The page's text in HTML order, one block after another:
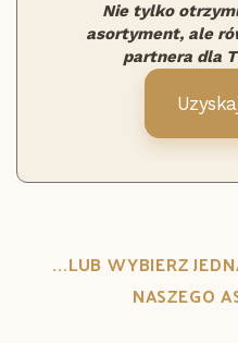
Nie tylko
asortyment, ale
partnera dla
...LUB WYBIERZ
NASZEGO